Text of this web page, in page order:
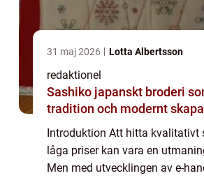
31 maj 2026 Lotta Albertsson
redaktionel
Sashiko japanskt broderi som förenar
tradition och modernt
Introduktion Att hitta kvalitativt
låga priser kan vara en
Men med utvecklingen av e-